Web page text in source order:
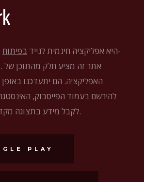
i-Futhark היא אפליקציה חינמית לנייד בפיתוח
האפליקציה. הם יתעדכנו
להירשם בעמוד הפייסבוק,
לקבל מידע בתצוגה מקדימה של החדשות.
PLAY